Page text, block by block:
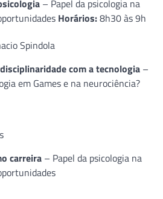
– Papel da psicologia na
Horários:8h30 às 9h
Spindola
com a tecnologia –
em Games e na neurociência?
carreira – Papel da psicologia na